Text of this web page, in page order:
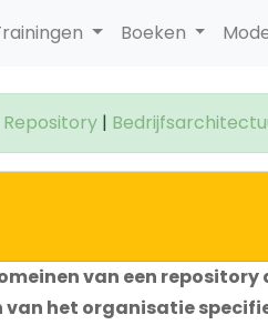
Boeken
|
van een
het organisatie